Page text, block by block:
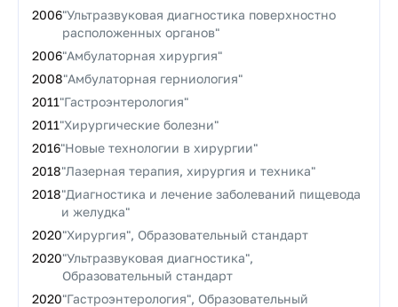
2006"Ультразвуковая диагностика поверхностно
расположенных органов"
2006"Амбулаторная хирургия"
2008"Амбулаторная герниология"
2011"Гастроэнтерология"
2011"Хирургические болезни"
2016"Новые технологии в хирургии"
2018"Лазерная терапия, хирургия и техника"
2018"Диагностика и лечение заболеваний пищевода
и желудка"
2020"Хирургия", Образовательный стандарт
2020"Ультразвуковая диагностика",
Образовательный стандарт
2020"Гастроэнтерология", Образовательный